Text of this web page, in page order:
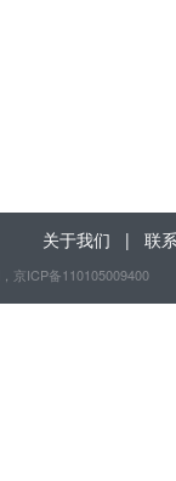
关于我们 | 联
，京ICP备110105009400